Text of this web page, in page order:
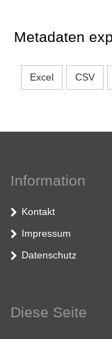
Metadaten
Excel CSV
Information
Kontakt
Impressum
Datenschutz
Diese Seite